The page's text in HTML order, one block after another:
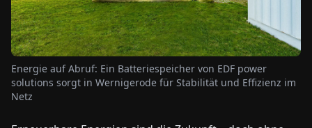
NEWS
Energie auf Abruf: Ein Batteriespeicher von EDF power
solutions sorgt in Wernigerode für Stabilität und Effizienz im
Netz